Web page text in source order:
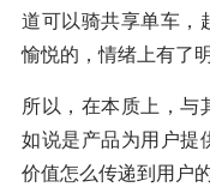
道可以骑共享单车，
愉悦的，情绪上有了
所以，在本质上，与
如说是产品为用户提
价值怎么传递到用户